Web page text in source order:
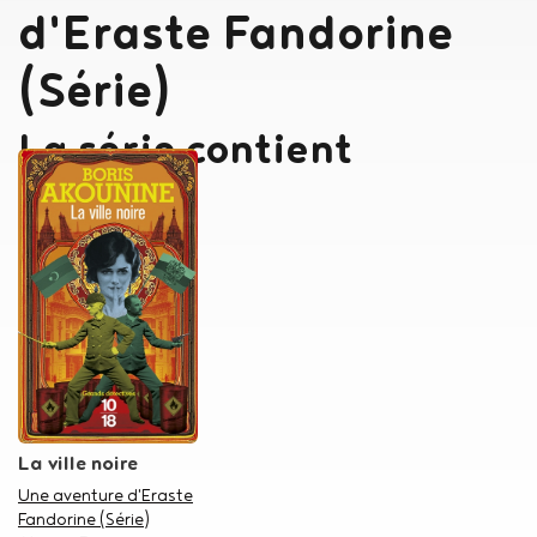
d'Eraste Fandorine
(Série)
La série contient
La ville noire
Dans la série
Une aventure d'Eraste
Fandorine (Série)